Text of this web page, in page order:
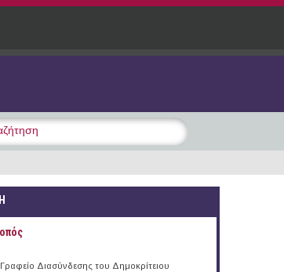
Διασύνδεσης του Δημοκρίτειου